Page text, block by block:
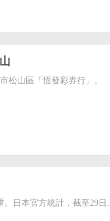
松山區「恆發彩券行」。
日本官方統計，截至29日